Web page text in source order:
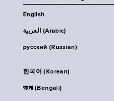
English
العربية (Arabic)
русский (Russian)
한국어 (Korean)
বাংলা (Bengali)